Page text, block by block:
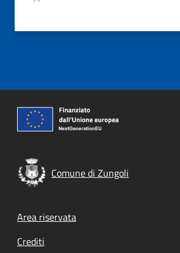
Comune di Zungoli
Footer menu
Area riservata
Crediti